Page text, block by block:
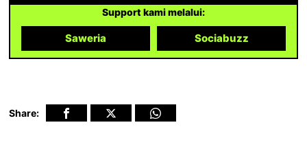
Support kami melalui:
Saweria Sociabuzz
Share: